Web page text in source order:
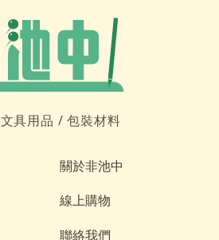
文具用品 /包裝材料
關於非池中
線上購物
聯絡我們